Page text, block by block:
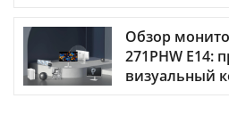
Обзор
271PHW E14:
визуальный